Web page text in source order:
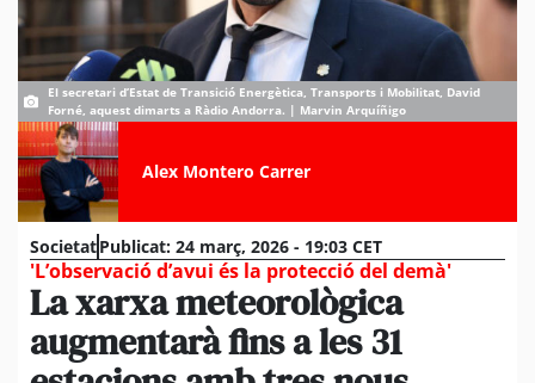
El secretari d’Estat de Transició Energètica, Transports i Mobilitat, David
Forné, aquest dimarts a Ràdio Andorra. | Marvin Arquíñigo
Alex Montero Carrer
SocietatPublicat: 24 març, 2026 - 19:03 CET
'L’observació d’avui és la protecció del demà'
La xarxa meteorològica
augmentarà fins a les 31